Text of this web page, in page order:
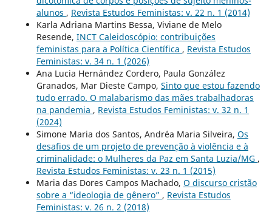
alunos , Revista Estudos Feministas: v. 22 n. 1 (2014)
Karla Adriana Martins Bessa, Viviane de Melo
Resende, INCT Caleidoscópio: contribuições
feministas para a Política Científica , Revista Estudos
Feministas: v. 34 n. 1 (2026)
Ana Lucia Hernández Cordero, Paula González
Granados, Mar Dieste Campo, Sinto que estou fazendo
tudo errado. O malabarismo das mães trabalhadoras
na pandemia , Revista Estudos Feministas: v. 32 n. 1
(2024)
Simone Maria dos Santos, Andréa Maria Silveira, Os
desafios de um projeto de prevenção à violência e à
criminalidade: o Mulheres da Paz em Santa Luzia/MG ,
Revista Estudos Feministas: v. 23 n. 1 (2015)
Maria das Dores Campos Machado, O discurso cristão
sobre a “ideologia de gênero” , Revista Estudos
Feministas: v. 26 n. 2 (2018)